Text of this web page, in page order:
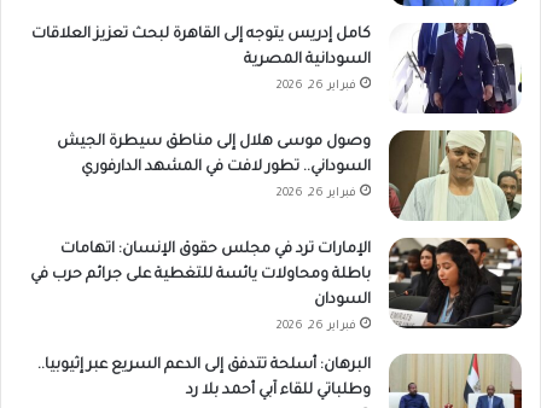
كامل إدريس يتوجه إلى القاهرة لبحث تعزيز العلاقات
السودانية المصرية
فبراير 26, 2026
وصول موسى هلال إلى مناطق سيطرة الجيش
السوداني.. تطور لافت في المشهد الدارفوري
فبراير 26, 2026
الإمارات ترد في مجلس حقوق الإنسان: اتهامات
باطلة ومحاولات يائسة للتغطية على جرائم حرب في
السودان
فبراير 26, 2026
البرهان: أسلحة تتدفق إلى الدعم السريع عبر إثيوبيا..
وطلباتي للقاء آبي أحمد بلا رد